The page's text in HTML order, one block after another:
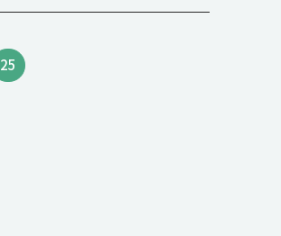
25